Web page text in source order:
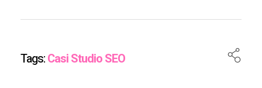
Tags:Casi Studio SEO